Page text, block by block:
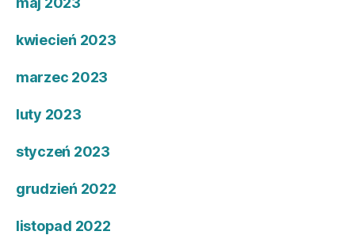
kwiecień 2023
marzec 2023
luty 2023
styczeń 2023
grudzień 2022
listopad 2022